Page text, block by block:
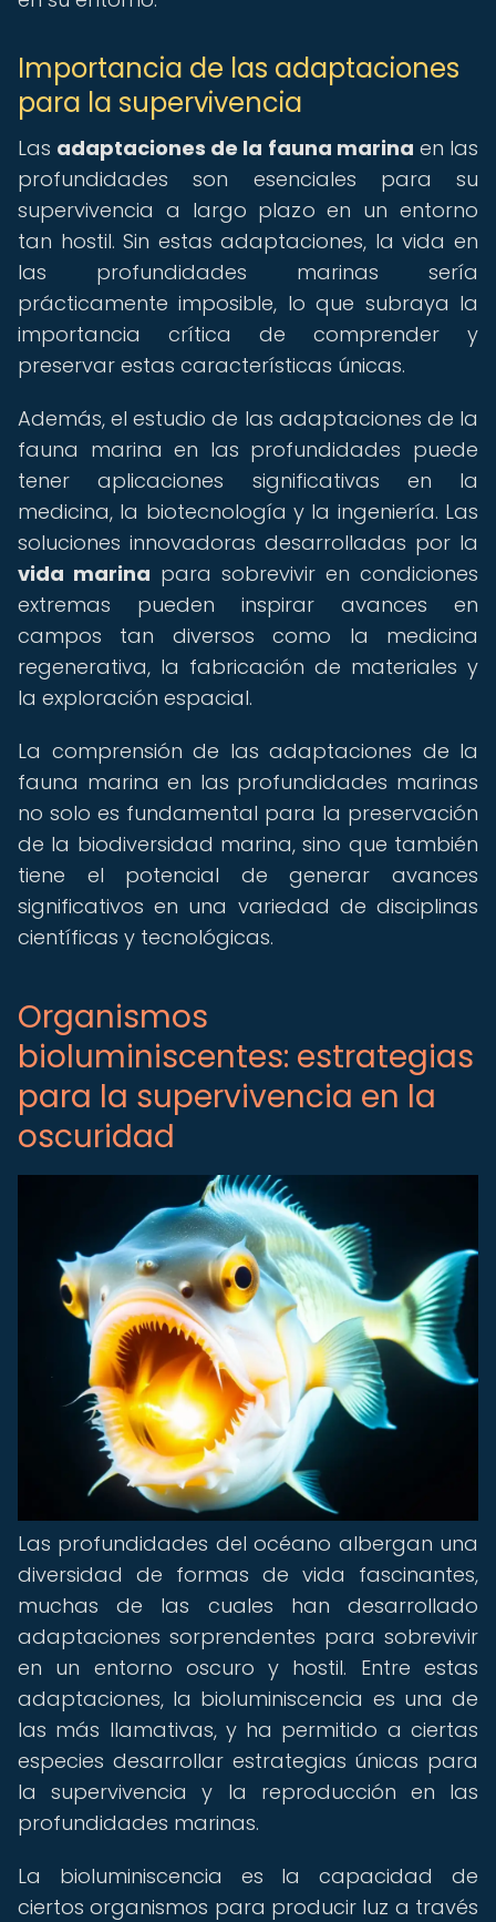
Importancia de las adaptaciones
para la supervivencia
Las adaptaciones de la fauna marina en las
profundidades son esenciales para su
supervivencia a largo plazo en un entorno
tan hostil. Sin estas adaptaciones, la vida en
las profundidades marinas sería
prácticamente imposible, lo que subraya la
importancia crítica de comprender y
preservar estas características únicas.
Además, el estudio de las adaptaciones de la
fauna marina en las profundidades puede
tener aplicaciones significativas en la
medicina, la biotecnología y la ingeniería. Las
soluciones innovadoras desarrolladas por la
vida marina para sobrevivir en condiciones
extremas pueden inspirar avances en
campos tan diversos como la medicina
regenerativa, la fabricación de materiales y
la exploración espacial.
La comprensión de las adaptaciones de la
fauna marina en las profundidades marinas
no solo es fundamental para la preservación
de la biodiversidad marina, sino que también
tiene el potencial de generar avances
significativos en una variedad de disciplinas
científicas y tecnológicas.
Organismos
bioluminiscentes: estrategias
para la supervivencia en la
oscuridad
Las profundidades del océano albergan una
diversidad de formas de vida fascinantes,
muchas de las cuales han desarrollado
adaptaciones sorprendentes para sobrevivir
en un entorno oscuro y hostil. Entre estas
adaptaciones, la bioluminiscencia es una de
las más llamativas, y ha permitido a ciertas
especies desarrollar estrategias únicas para
la supervivencia y la reproducción en las
profundidades marinas.
La bioluminiscencia es la capacidad de
ciertos organismos para producir luz a través